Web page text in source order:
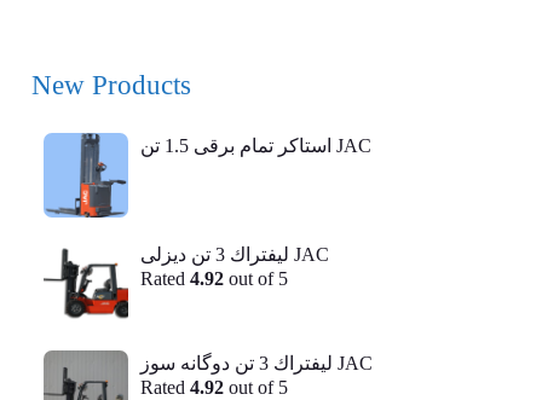
New Products
استاکر تمام برقی 1.5 تن JAC
ليفتراك 3 تن ديزلی JAC
Rated4.92 out of 5
ليفتراك 3 تن دوگانه سوز JAC
Rated4.92 out of 5